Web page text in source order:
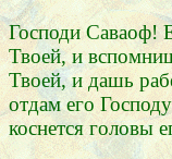
Господи Саваоф!
Твоей, и
Твоей, и дашь
отдам его
коснется головы